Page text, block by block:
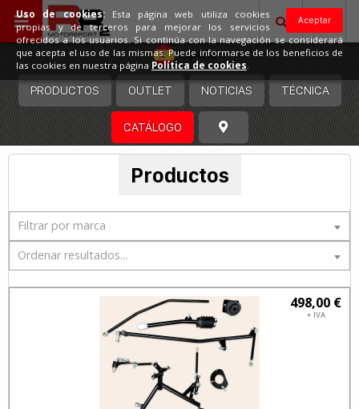
España
PRODUCTOS OUTLET NOTICIAS TÉCNICA
CATÁLOGO
Productos
Filtrar por marca
Ordenar resultados...
498,00 €
+ IVA
Aceptar
Uso de cookies:Esta página web utiliza cookies
propias y de terceros para mejorar los servicios
ofrecidos a los usuarios. Si continúa con la navegación se considerará
que acepta el uso de las mismas. Puede informarse de los beneficios de
las cookies en nuestra página Política de cookies.